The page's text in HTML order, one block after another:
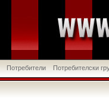
Потребители Потребителски